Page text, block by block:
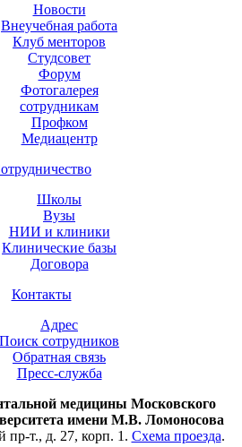
Новости
Внеучебная работа
Клуб менторов
Студсовет
Форум
Фотогалерея
сотрудникам
Профком
Медиацентр
Школы
Вузы
НИИ и клиники
Клинические базы
Договора
Контакты
Адрес
Поиск сотрудников
Обратная связь
Пресс-служба
медицины Московского
имени М.В. Ломоносова
пр-т., д. 27, корп. 1. Схема проезда.